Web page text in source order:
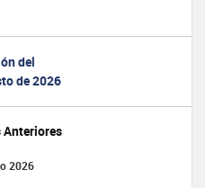
del
de 2026
Anteriores
2026